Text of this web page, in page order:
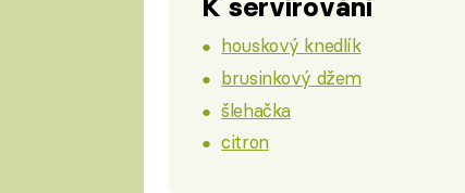
houskový knedlík
brusinkový džem
šlehačka
citron